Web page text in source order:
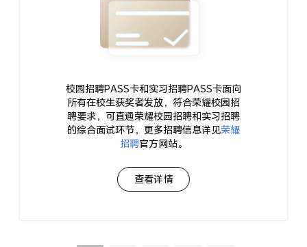
校园招聘PASS卡和实习招聘PASS卡面向
所有在校生获奖者发放，符合荣耀校园招
聘要求，可直通荣耀校园招聘和实习招聘
的综合面试环节，更多招聘信息详见荣耀
招聘官方网站。
查看详情